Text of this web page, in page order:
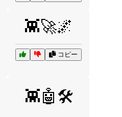
👾🚀🌌
コピー
👾🤖🛠️